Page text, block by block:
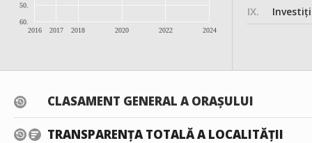
2016 2017 2018 2020 2022 2024
50.
60.
IX.
Investițiile,
CLASAMENT GENERAL A ORAȘULUI
TRANSPARENȚA TOTALĂ A LOCALITĂȚII